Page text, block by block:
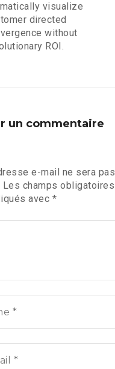
visualize
directed
without
ROI.
un commentaire
e-mail ne sera pas
Les champs obligatoires
avec *